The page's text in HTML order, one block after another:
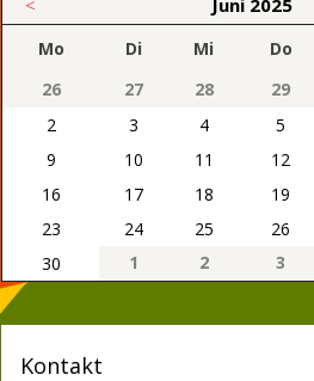
< Juni 2025
Mo Di Mi Do
26
27 28 29
2
3 4 5
9
10 11 12
16
17 18 19
23
24 25 26
30
1 2 3
Kontakt